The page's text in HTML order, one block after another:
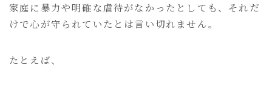
家庭に暴力や明確な虐待がなかったとしても、それだ
けで心が守られていたとは言い切れません。
たとえば、